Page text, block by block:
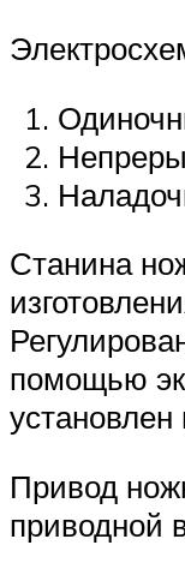
Станина
помощью
Привод
приводной